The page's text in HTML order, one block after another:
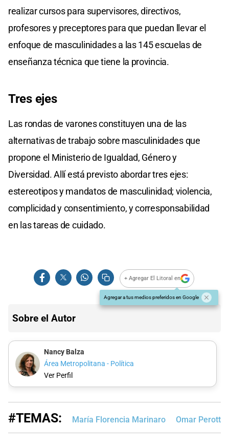
realizar cursos para supervisores, directivos,
profesores y preceptores para que puedan llevar el
enfoque de masculinidades a las 145 escuelas de
enseñanza técnica que tiene la provincia.
Tres ejes
Las rondas de varones constituyen una de las
alternativas de trabajo sobre masculinidades que
propone el Ministerio de Igualdad, Género y
Diversidad. Allí está previsto abordar tres ejes:
estereotipos y mandatos de masculinidad; violencia,
complicidad y consentimiento, y corresponsabilidad
en las tareas de cuidado.
+ Agregar El Litoral en
Agregar a tus medios preferidos en Google
Sobre el Autor
Nancy Balza
Área Metropolitana - Política
Ver Perfil
#TEMAS: María Florencia Marinaro Omar Perotti